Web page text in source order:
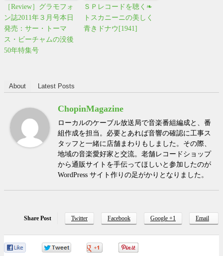
［Review］グラモフォ
ン誌2011年３月号本日
発売：サー・トーマ
ス・ビーチャムの没後
50年特集号
ＳＰレコードを聴く❧
トスカニーニの美しく
青きドナウ[1941]
About Latest Posts
ChopinMagazine
ローカルのケーブル放送局で音楽番組編成と、番
組作成を担当。必要とあれば音響の確認に工事ス
タッフと一緒に店舗まわりもしました。その際、
地域の音楽愛好家と交流。老舗レコードショップ
から通販サイトを手伝ってほしいと参加したのが
WordPress サイト作りの足がかりとなりました。
Share Post Twitter Facebook Google +1 Email